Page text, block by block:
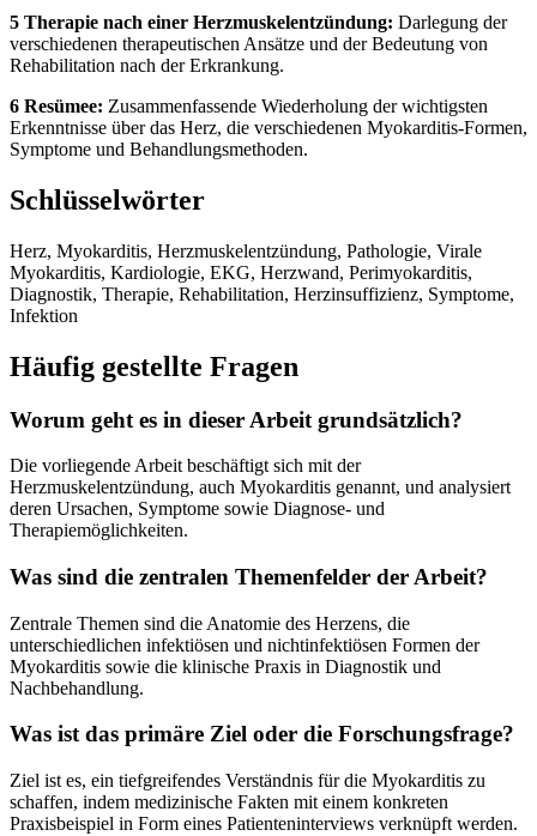
5 Therapie nach einer Herzmuskelentzündung: Darlegung der
verschiedenen therapeutischen Ansätze und der Bedeutung von
Rehabilitation nach der Erkrankung.
6 Resümee: Zusammenfassende Wiederholung der wichtigsten
Erkenntnisse über das Herz, die verschiedenen Myokarditis-Formen,
Symptome und Behandlungsmethoden.
Schlüsselwörter
Herz, Myokarditis, Herzmuskelentzündung, Pathologie, Virale
Myokarditis, Kardiologie, EKG, Herzwand, Perimyokarditis,
Diagnostik, Therapie, Rehabilitation, Herzinsuffizienz, Symptome,
Infektion
Häufig gestellte Fragen
Worum geht es in dieser Arbeit grundsätzlich?
Die vorliegende Arbeit beschäftigt sich mit der
Herzmuskelentzündung, auch Myokarditis genannt, und analysiert
deren Ursachen, Symptome sowie Diagnose- und
Therapiemöglichkeiten.
Was sind die zentralen Themenfelder der Arbeit?
Zentrale Themen sind die Anatomie des Herzens, die
unterschiedlichen infektiösen und nichtinfektiösen Formen der
Myokarditis sowie die klinische Praxis in Diagnostik und
Nachbehandlung.
Was ist das primäre Ziel oder die Forschungsfrage?
Ziel ist es, ein tiefgreifendes Verständnis für die Myokarditis zu
schaffen, indem medizinische Fakten mit einem konkreten
Praxisbeispiel in Form eines Patienteninterviews verknüpft werden.